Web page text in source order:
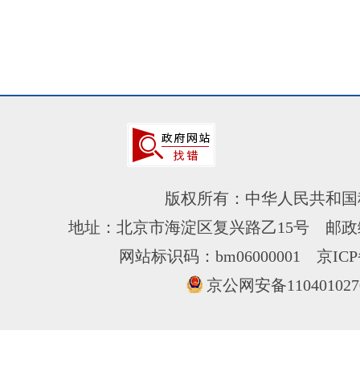
版权所有：中华人民共和
地址：北京市海淀区复兴路乙15号 邮
网站标识码：bm06000001 京
京公网安备